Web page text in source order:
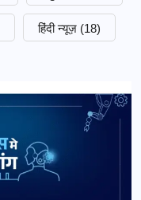
हिंदी न्यूज़ (18)